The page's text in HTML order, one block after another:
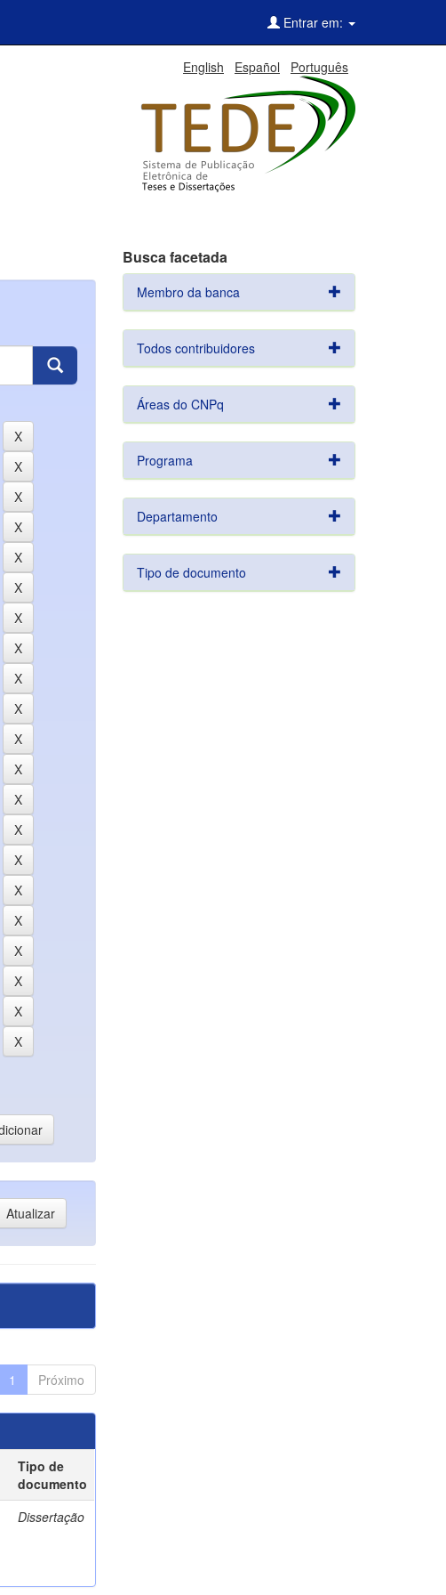
Entrar em:
English Español Português
1 Próximo
Tipo de
documento
Dissertação
Busca facetada
Membro da banca
Todos contribuidores
Áreas do CNPq
Programa
Departamento
Tipo de documento